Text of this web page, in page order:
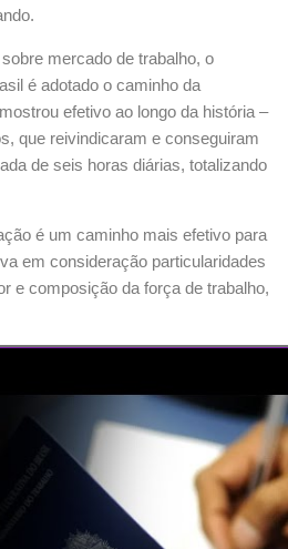
mercado de trabalho, o
é adotado o caminho da
efetivo ao longo da história –
que reivindicaram e conseguiram
de seis horas diárias, totalizando
é um caminho mais efetivo para
em consideração particularidades
e composição da força de trabalho,